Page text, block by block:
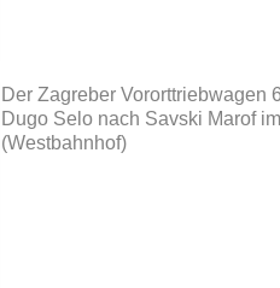
Der Zagreber Vororttriebwagen
Dugo Selo nach Savski Marof
(Westbahnhof)